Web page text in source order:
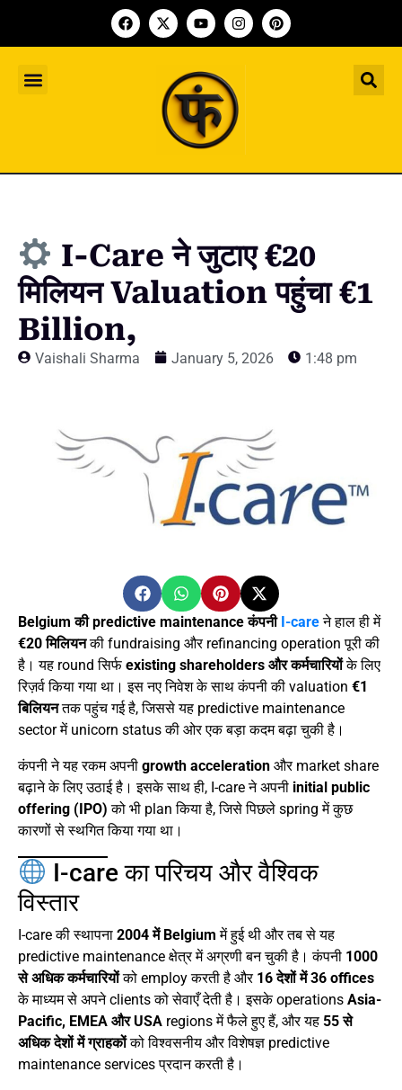
I-Care ने जुटाए €20
मिलियन Valuation पहुंचा €1
Billion,
Vaishali Sharma January 5, 2026 1:48 pm
Belgium की predictive maintenance कंपनी I-care ने हाल ही में
€20 मिलियनकी fundraising और refinancing operation पूरी की
है। यह round सिर्फ existing shareholders और कर्मचारियोंके लिए
रिज़र्व किया गया था। इस नए निवेश के साथ कंपनी की valuation €1
बिलियनतक पहुंच गई है, जिससे यह predictive maintenance
sector में unicorn status की ओर एक बड़ा कदम बढ़ा चुकी है।
कंपनी ने यह रकम अपनी growth acceleration और market share
बढ़ाने के लिए उठाई है। इसके साथ ही, I-care ने अपनी initial public
offering (IPO) को भी plan किया है, जिसे पिछले spring में कुछ
कारणों से स्थगित किया गया था।
I-care का परिचय और वैश्विक
विस्तार
I-care की स्थापना 2004 में Belgium में हुई थी और तब से यह
predictive maintenance क्षेत्र में अग्रणी बन चुकी है। कंपनी 1000
से अधिक कर्मचारियोंको employ करती है और 16 देशों में 36 offices
के माध्यम से अपने clients को सेवाएँ देती है। इसके operations Asia-
Pacific, EMEA और USA regions में फैले हुए हैं, और यह 55 से
अधिक देशों में ग्राहकोंको विश्वसनीय और विशेषज्ञ predictive
maintenance services प्रदान करती है।